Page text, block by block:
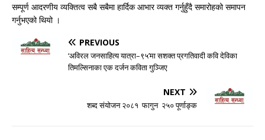
सम्पूर्ण आदरणीय व्यक्तित्व सबै सबैमा हार्दिक आभार व्यक्त गर्नुहुँदै समारोहको समापन
गर्नुभएको थियो ।
PREVIOUS
‘अविरल जनसाहित्य यात्रा–९५’मा सशक्त प्रगतिवादी कवि देविका
तिमल्सिनाका एक दर्जन कविता गुञ्जिए
NEXT
शब्द संयोजन २०८१ फागुन २५० पूर्णाङ्क